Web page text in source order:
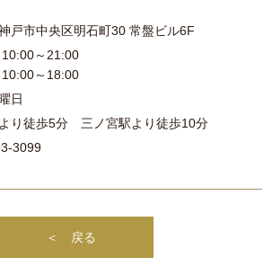
戸市中央区明石町30 常盤ビル6F
10:00～21:00
10:00～18:00
日
り徒歩5分 三ノ宮駅より徒歩10分
3099
＜ 戻る